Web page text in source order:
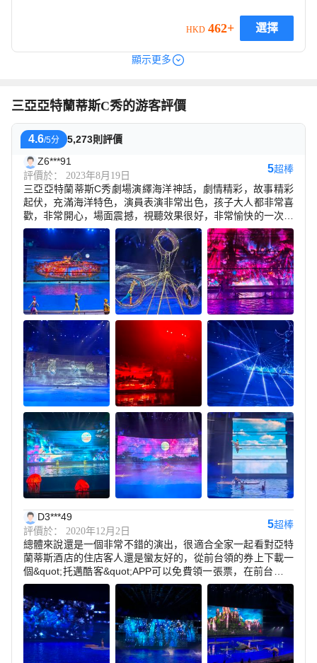
HKD 462+ 選擇
顯示更多
三亞亞特蘭蒂斯C秀的游客評價
4.6/5分
5,273則評價
Z6***91
評價於： 2023年8月19日
5超棒
三亞亞特蘭蒂斯C秀劇場演繹海洋神話，劇情精彩，故事精彩
起伏，充滿海洋特色，演員表演非常出色，孩子大人都非常喜
歡，非常開心，場面震撼，視聽效果很好，非常愉快的一次觀
看體驗，還贈送了礦泉水和薯片。
D3***49
評價於： 2020年12月2日
5超棒
總體來說還是一個非常不錯的演出，很適合全家一起看對亞特
蘭蒂斯酒店的住店客人還是蠻友好的，從前台領的券上下載一
個&quot;托邁酷客&quot;APP可以免費領一張票，在前台還能
買到立剪88的票，很划算，晚上沒事的話還是值得去刷一次的